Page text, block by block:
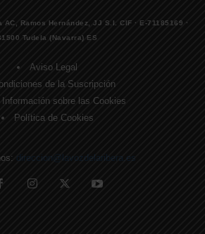
Ramos Hernández, JJ S.I. CIF · E-71185169 ·
Tudela (Navarra) ES
Aviso Legal
de la Suscripción
Información sobre las Cookies
Política de Cookies
direccion@lavozdelaribera.es